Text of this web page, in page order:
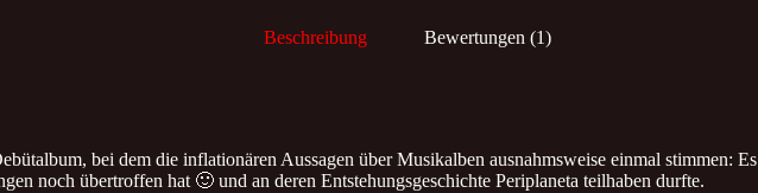
Beschreibung Bewertungen (1)
bei dem die inflationären Aussagen über Musikalben ausnahmsweise einmal stimmen:
noch übertroffen hat 🙂 und an deren Entstehungsgeschichte Periplaneta teilhaben durfte.